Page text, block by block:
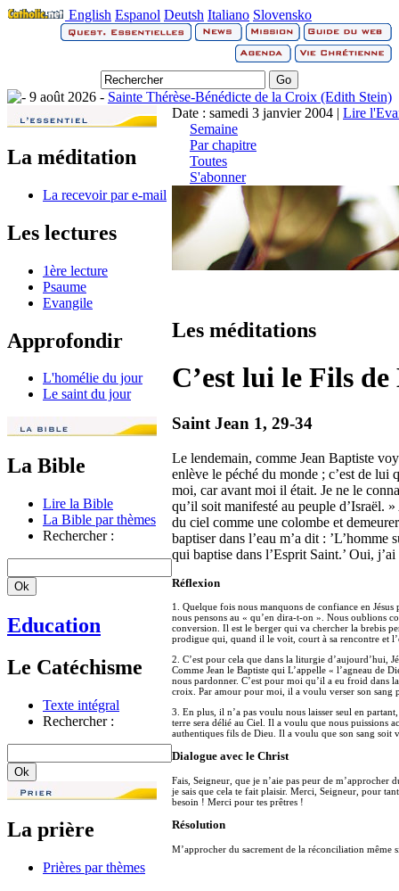
English Espanol Deutsh Italiano Slovensko
9 août 2026 - Sainte Thérèse-Bénédicte de la Croix (Edith Stein)
La méditation
La recevoir par e-mail
Les lectures
1ère lecture
Psaume
Evangile
Approfondir
L'homélie du jour
Le saint du jour
La Bible
Lire la Bible
La Bible par thèmes
Rechercher :
Education
Le Catéchisme
Texte intégral
Rechercher :
La prière
Prières par thèmes
Date : samedi 3 janvier 2004 | Lire
Semaine
Par chapitre
Toutes
S'abonner
Les méditations
C’est lui le Fils de
Saint Jean 1, 29-34
Le lendemain, comme Jean Baptiste
enlève le péché du monde ; c’est de
moi, car avant moi il était. Je ne le
qu’il soit manifesté au peuple d’Israël.
du ciel comme une colombe et
baptiser dans l’eau m’a dit :
qui baptise dans l’Esprit Saint.’ Oui,
Réflexion
1. Quelque fois nous manquons de confiance en
nous pensons au « qu’en dira-t-on ». Nous oublions
conversion. Il est le berger qui va chercher la brebis
prodigue qui, quand il le voit, court à sa rencontre et
2. C’est pour cela que dans la liturgie d’aujourd’hui,
Comme Jean le Baptiste qui L’appelle « l’agneau de
nous pardonner. C’est pour moi qu’il a eu froid dans
croix. Par amour pour moi, il a voulu verser son sang
3. En plus, il n’a pas voulu nous laisser seul en
terre sera délié au Ciel. Il a voulu que nous puissions
authentiques fils de Dieu. Il a voulu que son sang soit
Dialogue avec le Christ
Fais, Seigneur, que je n’aie pas peur de m’approcher
je sais que cela te fait plaisir. Merci, Seigneur, pour
besoin ! Merci pour tes prêtres !
Résolution
M’approcher du sacrement de la réconciliation même